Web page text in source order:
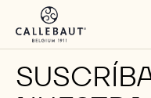
Skip to main